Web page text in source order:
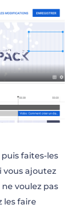
faites-les
vous ajoutez
voulez pas
les faire